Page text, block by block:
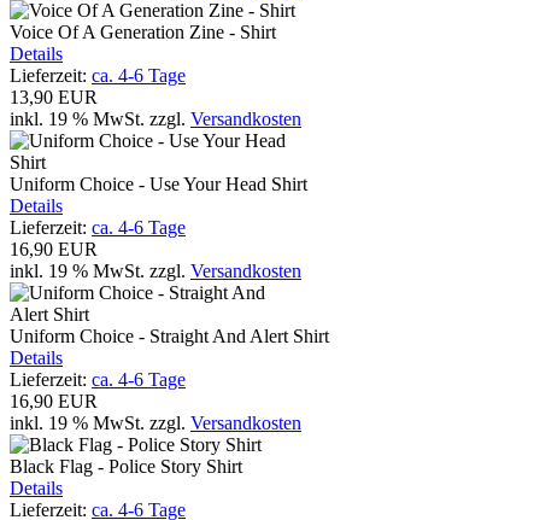
Voice Of A Generation Zine - Shirt
Details
Lieferzeit: ca. 4-6 Tage
13,90 EUR
inkl. 19 % MwSt. zzgl. Versandkosten
Uniform Choice - Use Your Head Shirt
Details
Lieferzeit: ca. 4-6 Tage
16,90 EUR
inkl. 19 % MwSt. zzgl. Versandkosten
Uniform Choice - Straight And Alert Shirt
Details
Lieferzeit: ca. 4-6 Tage
16,90 EUR
inkl. 19 % MwSt. zzgl. Versandkosten
Black Flag - Police Story Shirt
Details
Lieferzeit: ca. 4-6 Tage